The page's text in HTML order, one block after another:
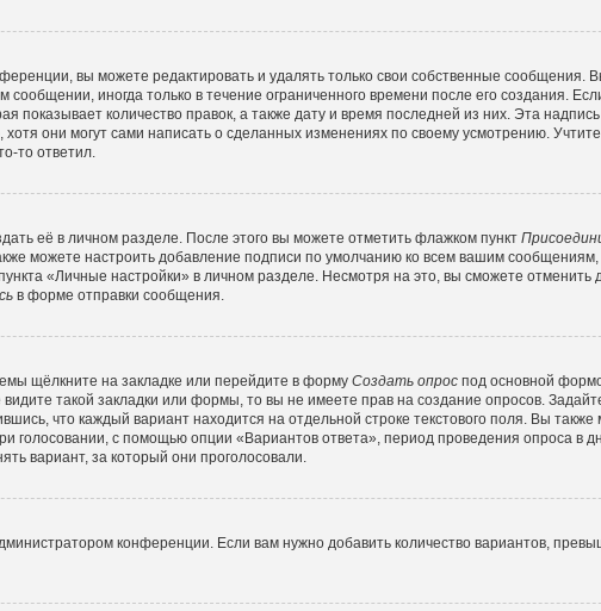
вы можете редактировать и удалять только свои собственные сообщения.
сообщении, иногда только в течение ограниченного времени после его создания.
показывает количество правок, а также дату и время последней из них. Эта
они могут сами написать о сделанных изменениях по своему усмотрению.
то ответил.
её в личном разделе. После этого вы можете отметить флажком пункт
можете настроить добавление подписи по умолчанию ко всем вашим сообщениям,
«Личные настройки» в личном разделе. Несмотря на это, вы сможете отменить
в форме отправки сообщения.
щёлкните на закладке или перейдите в форму Создать опрос под основной
такой закладки или формы, то вы не имеете прав на создание опросов.
что каждый вариант находится на отдельной строке текстового поля. Вы также
голосовании, с помощью опции «Вариантов ответа», период проведения опроса в
вариант, за который они проголосовали.
конференции. Если вам нужно добавить количество вариантов,